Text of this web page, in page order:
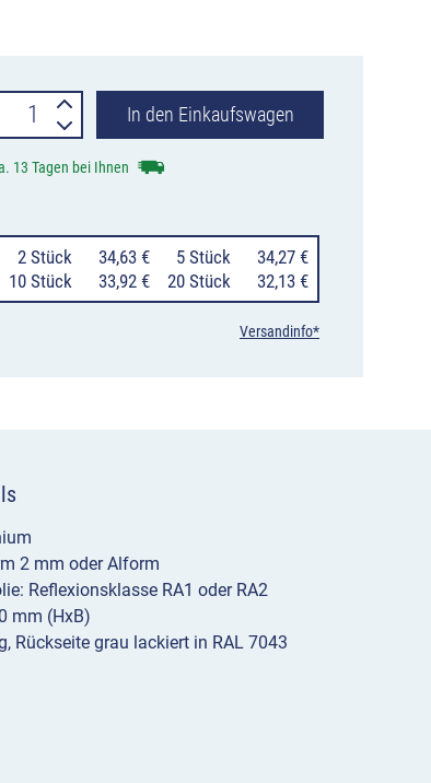
In den Einkaufswagen
13 Tagen bei Ihnen
2 Stück 34,63 € 5 Stück
34,27 €
10 Stück
33,92 € 20 Stück 32,13 €
Versandinfo*
2 mm oder Alform
Reflexionsklasse RA1 oder RA2
mm (HxB)
Rückseite grau lackiert in RAL 7043